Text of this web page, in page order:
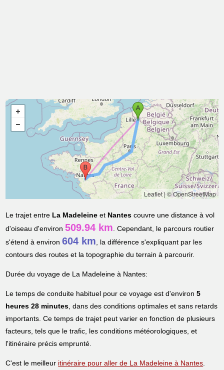
Leaflet|© OpenStreetMap
Le trajet entre La Madeleine et Nantes couvre une distance à vol
d'oiseau d'environ509.94 km. Cependant, le parcours routier
s'étend à environ604 km, la différence s'expliquant par les
contours des routes et la topographie du terrain à parcourir.
Durée du voyage de La Madeleine à Nantes:
Le temps de conduite habituel pour ce voyage est d'environ5
heures 28 minutes, dans des conditions optimales et sans retards
importants. Ce temps de trajet peut varier en fonction de plusieurs
facteurs, tels que le trafic, les conditions météorologiques, et
l'itinéraire précis emprunté.
C'est le meilleur itinéraire pour aller de La Madeleine à Nantes.